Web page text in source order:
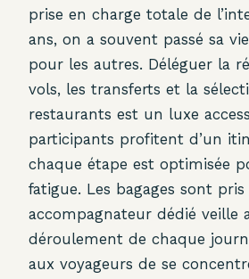
prise en charge totale de
ans, on a souvent passé sa
pour les autres. Déléguer la
vols, les transferts et la
restaurants est un luxe
participants profitent d’un
chaque étape est optimisée
fatigue. Les bagages sont
accompagnateur dédié veille
déroulement de chaque
aux voyageurs de se